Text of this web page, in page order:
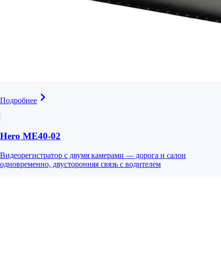
Подробнее
Hero ME40-02
Видеорегистратор с двумя камерами — дорога и салон
одновременно, двусторонняя связь с водителем